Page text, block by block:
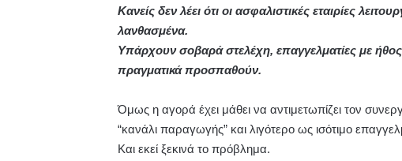
Κανείς δεν λέει ότι οι ασφαλιστικές εταιρίες
λανθασμένα.
Υπάρχουν σοβαρά στελέχη, επαγγελματίες με
πραγματικά προσπαθούν.
Όμως η αγορά έχει μάθει να αντιμετωπίζει τον
“κανάλι παραγωγής” και λιγότερο ως ισότιμο
Και εκεί ξεκινά το πρόβλημα.